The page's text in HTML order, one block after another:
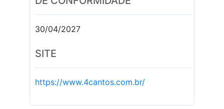
30/04/2027
SITE
https://www.4cantos.com.br/